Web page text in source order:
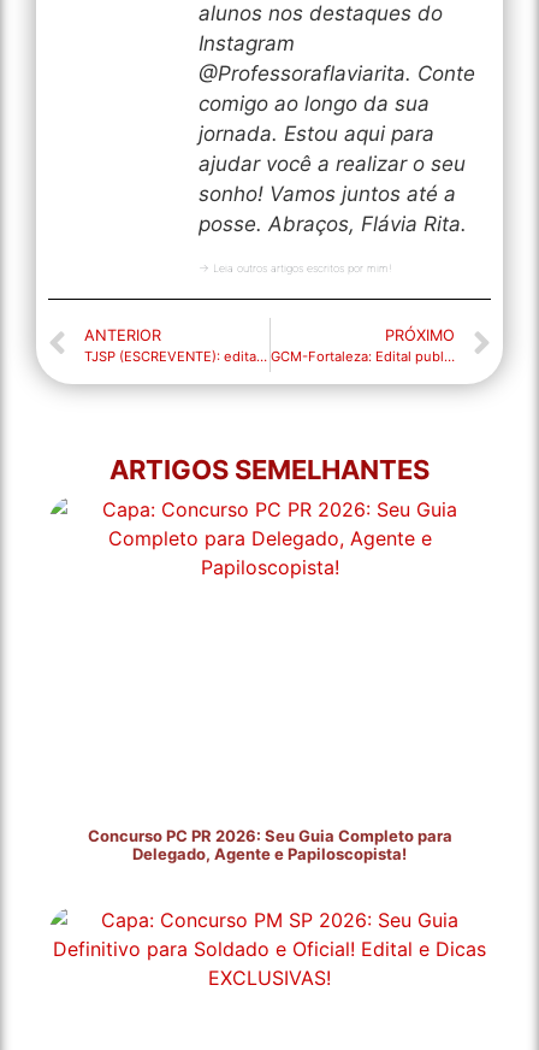
alunos nos destaques do
Instagram
@Professoraflaviarita. Conte
comigo ao longo da sua
jornada. Estou aqui para
ajudar você a realizar o seu
sonho! Vamos juntos até a
posse. Abraços, Flávia Rita.
→ Leia outros artigos escritos por mim!
ANTERIOR
TJSP (ESCREVENTE): edital publicado!
PRÓXIMO
GCM-Fortaleza: Edital publicado!
ARTIGOS SEMELHANTES
Concurso PC PR 2026: Seu Guia Completo para
Delegado, Agente e Papiloscopista!